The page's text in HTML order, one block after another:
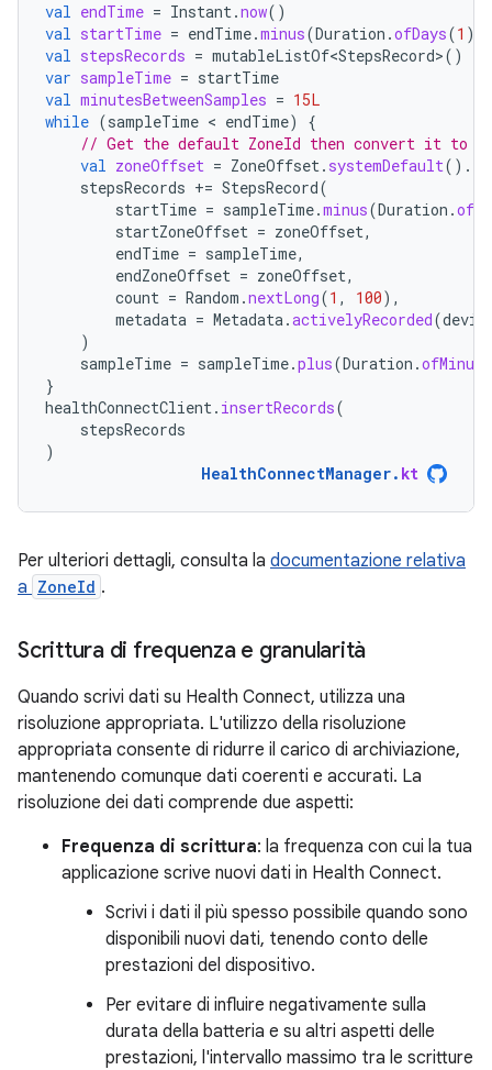
val endTime = Instant.now()
val startTime = endTime.minus(Duration .ofDays(1 ))
val stepsRecords = mutableListOf<StepsRecord>()
var sampleTime = startTime
val minutesBetweenSamples = 15L
while (sampleTime < endTime)
{
// Get the default ZoneId then convert it to
val zoneOffset = ZoneOffset. systemDefault().
stepsRecords += StepsRecord(
startTime = sampleTime.minus(Duration .
startZoneOffset = zoneOffset,
endTime = sampleTime,
endZoneOffset = zoneOffset,
count = Random .nextLong(1 , 100),
metadata = Metadata.activelyRecorded(
)
sampleTime = sampleTime.plus(Duration .
}
healthConnectClient. insertRecords(
stepsRecords
)
HealthConnectManager. kt
Per ulteriori dettagli, consulta la documentazione relativa
a ZoneId .
Scrittura di frequenza e granularità
Quando scrivi dati su Health Connect, utilizza una
risoluzione appropriata. L'utilizzo della risoluzione
appropriata consente di ridurre il carico di archiviazione,
mantenendo comunque dati coerenti e accurati. La
risoluzione dei dati comprende due aspetti:
Frequenza di scrittura: la frequenza con cui la tua
applicazione scrive nuovi dati in Health Connect.
Scrivi i dati il più spesso possibile quando sono
disponibili nuovi dati, tenendo conto delle
prestazioni del dispositivo.
Per evitare di influire negativamente sulla
durata della batteria e su altri aspetti delle
prestazioni, l'intervallo massimo tra le scritture